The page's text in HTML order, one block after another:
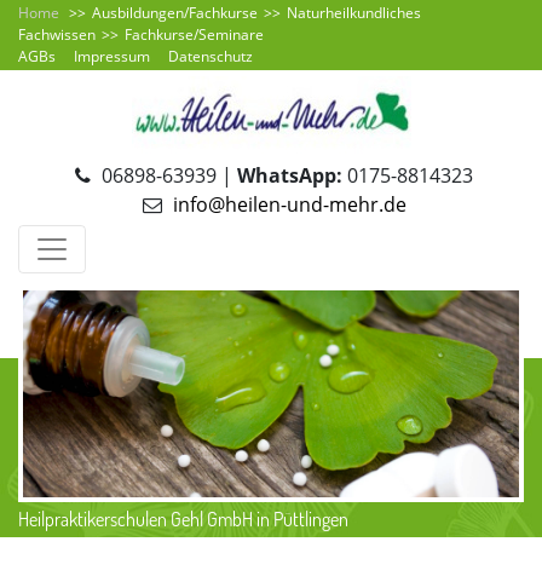
Home Ausbildungen/Fachkurse
Naturheilkundliches
Fachwissen
Fachkurse/Seminare
AGBs
Impressum Datenschutz
06898-63939 | WhatsApp: 0175-8814323
info@heilen-und-mehr.de
Heilpraktikerschulen Gehl GmbH in Püttlingen